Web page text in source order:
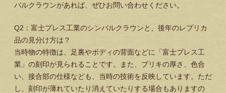
バルクラウンがあれば、ぜひお問い合わせください。
Q2：富士プレス工業のシンバルクラウンと、後年のレプリカ
品の見分け方は？
当時物の特徴は、足裏やボディの背面などに「富士プレス工
業」の刻印が見られることです。また、ブリキの厚さ、色合
い、接合部の仕様なども、当時の技術を反映しています。ただ
し、刻印が薄れていたり消えていたりする場合もありますの